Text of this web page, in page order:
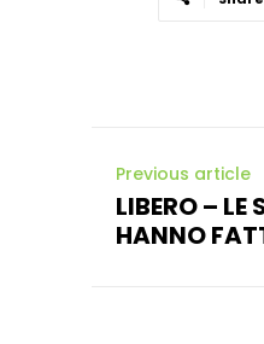
Previous article
LIBERO – LE
HANNO